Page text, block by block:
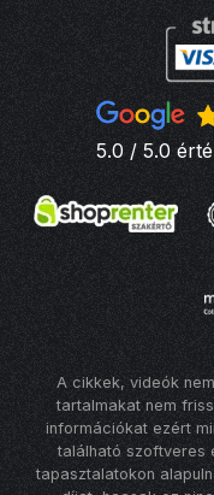
5.0 / 5.0
A cikkek, videók
tartalmakat nem
információkat ezért
található szoftveres
tapasztalatokon